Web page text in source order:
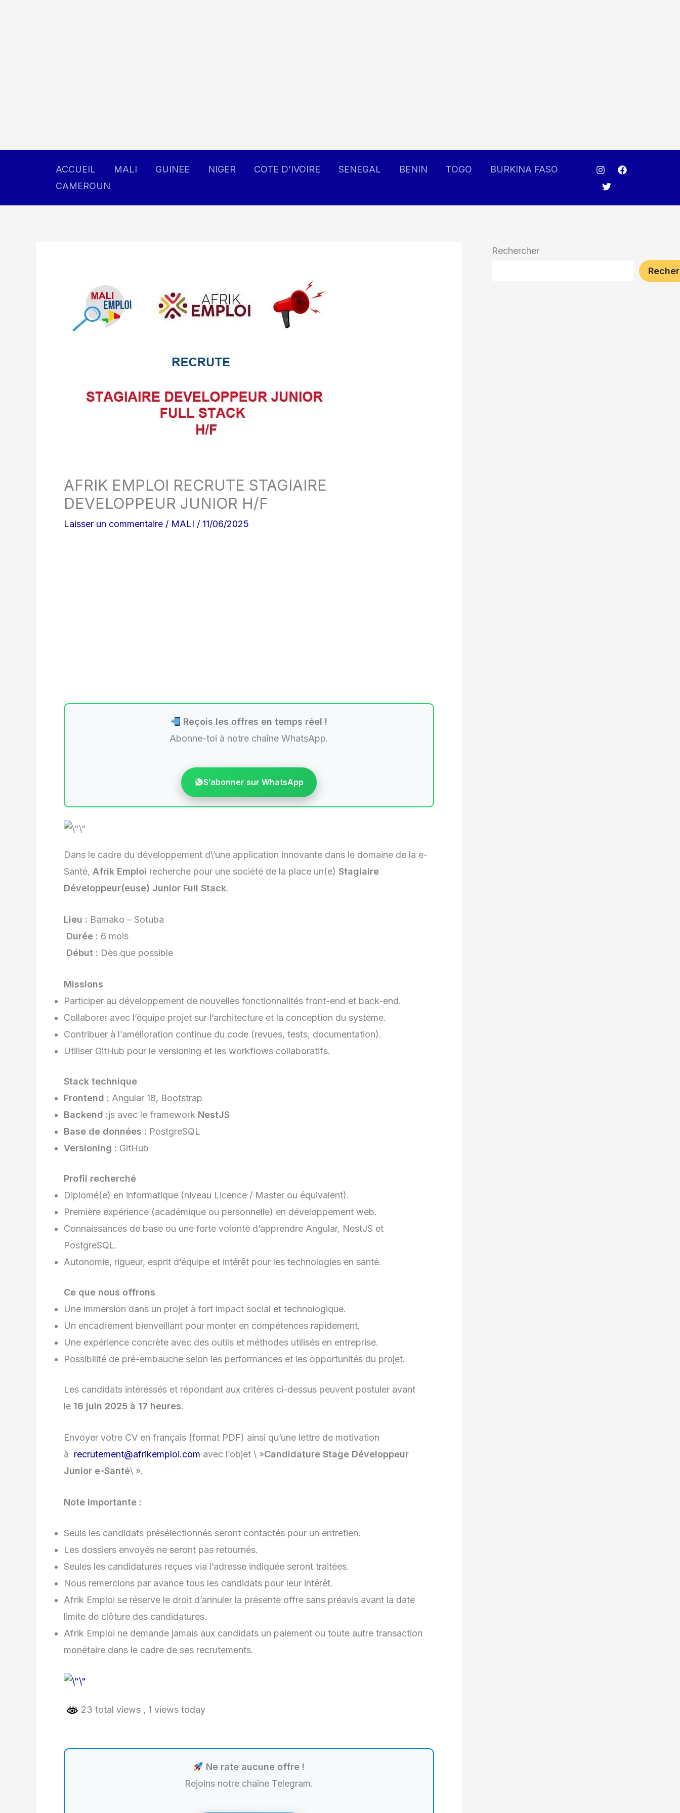
ACCUEIL MALI GUINEE NIGER COTE D’IVOIRE SENEGAL BENIN TOGO
BURKINA FASO
CAMEROUN
AFRIK EMPLOI RECRUTE STAGIAIRE
DEVELOPPEUR JUNIOR H/F
Laisser un commentaire / MALI / 11/06/2025
Reçois les offres en temps réel !
Abonne-toi à notre chaîne WhatsApp.
S’abonner sur WhatsApp
Dans le cadre du développement d\’une application innovante dans le domaine de la e-
Santé, Afrik Emploi recherche pour une société de la place un(e) Stagiaire
Développeur(euse) Junior Full Stack.
Lieu : Bamako – Sotuba
Durée : 6 mois
Début : Dès que possible
Missions
Participer au développement de nouvelles fonctionnalités front-end et back-end.
Collaborer avec l’équipe projet sur l’architecture et la conception du système.
Contribuer à l’amélioration continue du code (revues, tests, documentation).
Utiliser GitHub pour le versioning et les workflows collaboratifs.
Stack technique
Frontend : Angular 18, Bootstrap
Backend :js avec le framework NestJS
Base de données : PostgreSQL
Versioning : GitHub
Profil recherché
Diplomé(e) en informatique (niveau Licence / Master ou équivalent).
Première expérience (académique ou personnelle) en développement web.
Connaissances de base ou une forte volonté d’apprendre Angular, NestJS et
PostgreSQL.
Autonomie, rigueur, esprit d’équipe et intérêt pour les technologies en santé.
Ce que nous offrons
Une immersion dans un projet à fort impact social et technologique.
Un encadrement bienveillant pour monter en compétences rapidement.
Une expérience concrète avec des outils et méthodes utilisés en entreprise.
Possibilité de pré-embauche selon les performances et les opportunités du projet.
Les candidats intéressés et répondant aux critères ci-dessus peuvent postuler avant
le 16 juin 2025 à 17 heures.
Envoyer votre CV en français (format PDF) ainsi qu’une lettre de motivation
à recrutement@afrikemploi.com avec l’objet \ »Candidature Stage Développeur
Junior e-Santé\ ».
Note importante :
Seuls les candidats présélectionnés seront contactés pour un entretien.
Les dossiers envoyés ne seront pas retournés.
Seules les candidatures reçues via l’adresse indiquée seront traitées.
Nous remercions par avance tous les candidats pour leur intérêt.
Afrik Emploi se réserve le droit d’annuler la présente offre sans préavis avant la date
limite de clôture des candidatures.
Afrik Emploi ne demande jamais aux candidats un paiement ou toute autre transaction
monétaire dans le cadre de ses recrutements.
23 total views , 1 views today
Ne rate aucune offre !
Rejoins notre chaîne Telegram.
Rechercher